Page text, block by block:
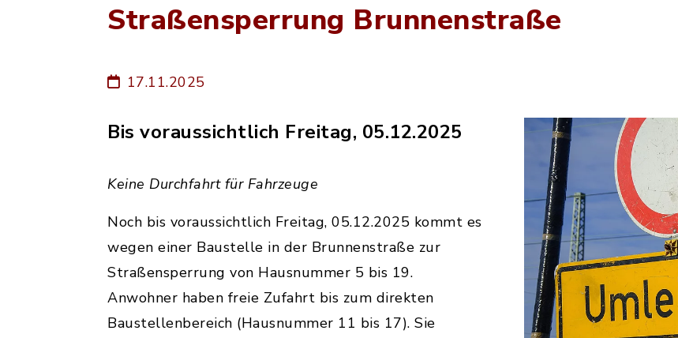
Straßensperrung Brunnenstraße
17.11.2025
Bis voraussichtlich Freitag, 05.12.2025
Keine Durchfahrt für Fahrzeuge
Noch bis voraussichtlich Freitag, 05.12.2025 kommt es
wegen einer Baustelle in der Brunnenstraße zur
Straßensperrung von Hausnummer 5 bis 19.
Anwohner haben freie Zufahrt bis zum direkten
Baustellenbereich (Hausnummer 11 bis 17). Sie